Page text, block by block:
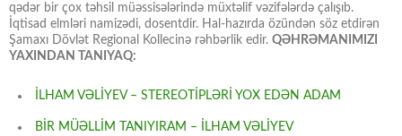
qədər bir çox təhsil müəssisələrində müxtəlif vəzifələrdə çalışıb.
İqtisad elmləri namizədi, dosentdir. Hal-hazırda özündən söz etdirən
Şamaxı Dövlət Regional Kollecinə rəhbərlik edir. QƏHRƏMANIMIZI
YAXINDAN TANIYAQ:
İLHAM VƏLİYEV – STEREOTİPLƏRİ YOX EDƏN ADAM
BİR MÜƏLLİM TANIYIRAM – İLHAM VƏLİYEV